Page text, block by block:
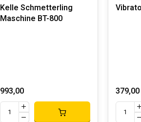
Kelle Schmetterling
Maschine BT-800
993,00 379,00